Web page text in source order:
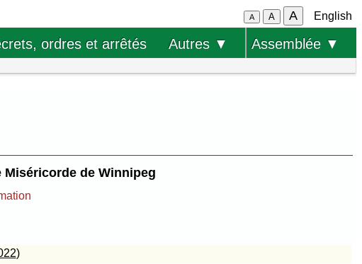
A A A English
ordres et arrêtés Autres ▼ Assemblée ▼
de Winnipeg
)